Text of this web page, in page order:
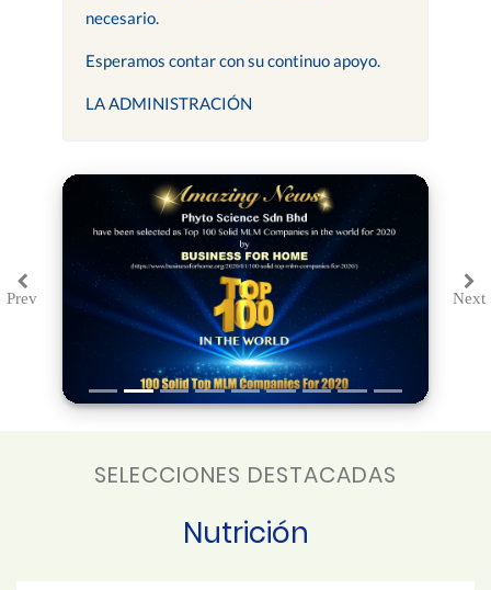
necesario.
Esperamos contar con su continuo apoyo.
LA ADMINISTRACIÓN
PrevPrevious Next
SELECCIONES DESTACADAS
Nutrición